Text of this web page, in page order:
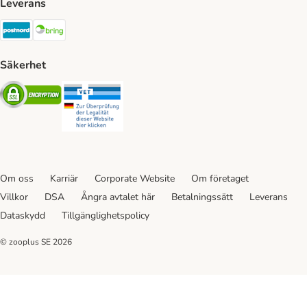
Leverans
Postnord Shipping Method
Säkerhet
Security
Om oss Karriär Corporate Website
Om företaget
Villkor
DSA Ångra avtalet här Betalningssätt
Leverans
Dataskydd
Tillgänglighetspolicy
© zooplus SE 2026